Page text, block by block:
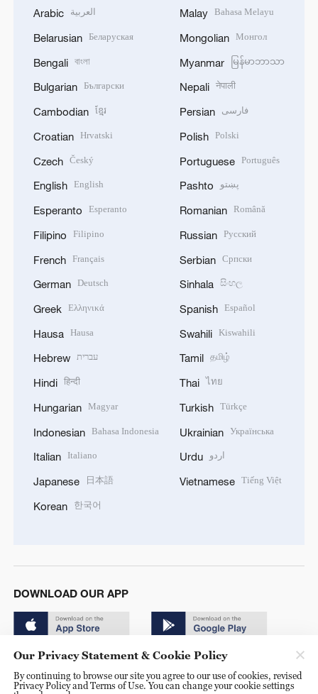
Arabic العربية
Belarusian Беларуская
Bengali বাংলা
Bulgarian Български
Cambodian ខ្មែរ
Croatian Hrvatski
Czech Český
English English
Esperanto Esperanto
Filipino Filipino
French Français
German Deutsch
Greek Ελληνικά
Hausa Hausa
Hebrew עברית
Hindi हिन्दी
Hungarian Magyar
Indonesian Bahasa Indonesia
Italian Italiano
Japanese 日本語
Korean 한국어
Malay Bahasa Melayu
Mongolian Монгол
Myanmar မြန်မာဘာသာ
Nepali नेपाली
Persian فارسی
Polish Polski
Portuguese Português
Pashto پښتو
Romanian Română
Russian Русский
Serbian Српски
Sinhala සිංහල
Spanish Español
Swahili Kiswahili
Tamil தமிழ்
Thai ไทย
Turkish Türkçe
Ukrainian Українська
Urdu اردو
Vietnamese Tiếng Việt
DOWNLOAD OUR APP
Our Privacy Statement & Cookie Policy
By continuing to browse our site you agree to our use of cookies, revised
Privacy Policy and Terms of Use. You can change your cookie settings